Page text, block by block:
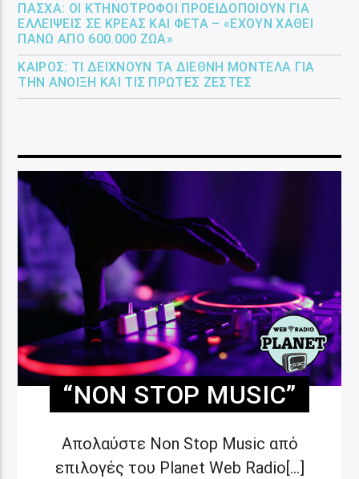
ΠΆΣΧΑ: ΟΙ ΚΤΗΝΟΤΡΌΦΟΙ ΠΡΟΕΙΔΟΠΟΙΟΎΝ ΓΙΑ
ΕΛΛΕΊΨΕΙΣ ΣΕ ΚΡΈΑΣ ΚΑΙ ΦΈΤΑ – «ΈΧΟΥΝ ΧΑΘΕΊ
ΠΆΝΩ ΑΠΌ 600.000 ΖΏΑ»
ΚΑΙΡΌΣ: ΤΙ ΔΕΊΧΝΟΥΝ ΤΑ ΔΙΕΘΝΉ ΜΟΝΤΈΛΑ ΓΙΑ
ΤΗΝ ΆΝΟΙΞΗ ΚΑΙ ΤΙΣ ΠΡΏΤΕΣ ΖΈΣΤΕΣ
“NON STOP MUSIC”
Απολαύστε Non Stop Music από
επιλογές του Planet Web Radio[...]